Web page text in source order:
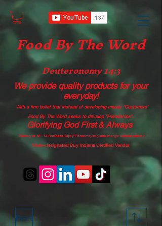
Food By The Word
Deuteronomy 14:3
We provide quality productsfor your
everyday!
With a firm belief that instead of developing merely “Customers”
Food By The Word seeks to develop “Friendships”.
Glorifying God First & Always
Delivery in 10 - 14 Business Days (*Prices may vary and change without notice.)
State-designated Buy Indiana Certified Vendor
फ़िल्टर